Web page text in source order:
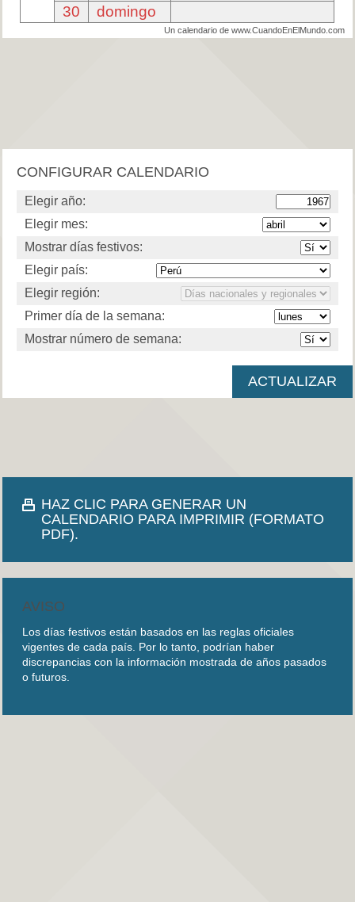
30
domingo
Un calendario de www.CuandoEnElMundo.com
CONFIGURAR CALENDARIO
Elegir año:
Elegir mes:
Mostrar días festivos:
Elegir país:
Elegir región:
Primer día de la semana:
Mostrar número de semana:
HAZ CLIC PARA GENERAR UN
CALENDARIO PARA IMPRIMIR (FORMATO
PDF).
AVISO
Los días festivos están basados en las reglas oficiales
vigentes de cada país. Por lo tanto, podrían haber
discrepancias con la información mostrada de años pasados
o futuros.